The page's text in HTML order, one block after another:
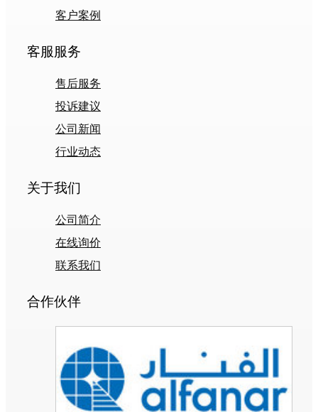
客户案例
客服服务
售后服务
投诉建议
公司新闻
行业动态
关于我们
公司简介
在线询价
联系我们
合作伙伴